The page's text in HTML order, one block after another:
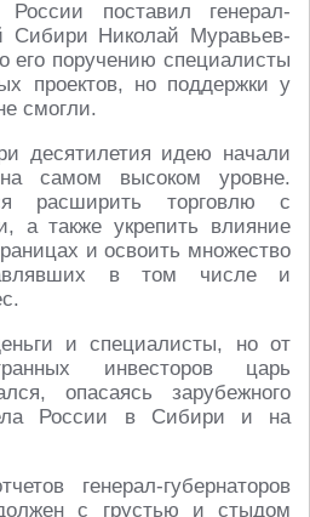
поставил генерал-
Сибири Николай Муравьев-
его поручению специалисты
проектов, но поддержки у
смогли.
десятилетия идею начали
самом высоком уровне.
расширить торговлю с
а также укрепить влияние
и освоить множество
в том числе и
и специалисты, но от
инвесторов царь
опасаясь зарубежного
России в Сибири и на
генерал-губернаторов
с грустью и стыдом